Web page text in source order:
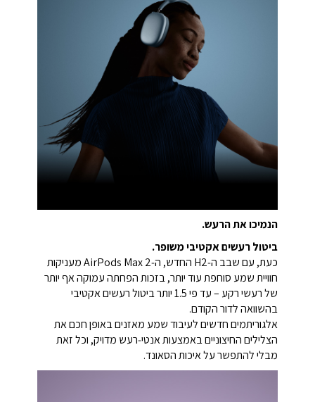
הנמיכו את הרעש.
ביטול רעשים אקטיבי משופר.
כעת, עם שבב ה‑H2 החדש, ה‑AirPods Max 2 מעניקות
חוויית שמע סוחפת עוד יותר, בזכות הפחתה עמוקה אף יותר
של רעשי רקע – עד פי 1.5 יותר ביטול רעשים אקטיבי
בהשוואה לדור הקודם.
אלגוריתמים חדשים לעיבוד שמע מאזנים באופן חכם את
הצלילים החיצוניים באמצעות אנטי‑רעש מדויק, וכל זאת
מבלי להתפשר על איכות הסאונד.